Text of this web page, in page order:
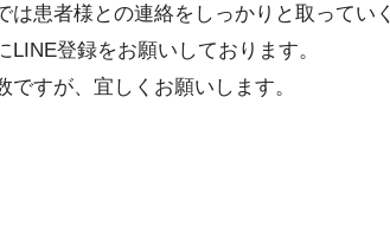
は患者様との連絡をしっかりと取っていく
LINE登録をお願いしております。
ですが、宜しくお願いします。